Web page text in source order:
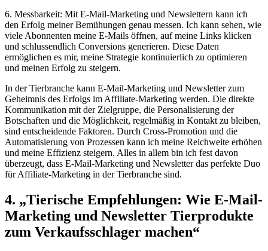
6. Messbarkeit: Mit ⁣E-Mail-Marketing und ⁣Newslettern kann ich
den Erfolg meiner Bemühungen genau messen. Ich kann sehen, wie
viele Abonnenten‌ meine E-Mails öffnen, auf meine Links klicken
und schlussendlich Conversions generieren. Diese ⁢Daten
ermöglichen es⁣ mir, ⁤meine⁤ Strategie kontinuierlich zu optimieren
und meinen Erfolg zu steigern.
In der Tierbranche kann E-Mail-Marketing und Newsletter​ zum
Geheimnis des Erfolgs im Affiliate-Marketing werden. Die direkte
Kommunikation mit der Zielgruppe,​ die Personalisierung ⁤der⁤
Botschaften und die Möglichkeit, regelmäßig in‌ Kontakt zu bleiben,
sind⁤ entscheidende Faktoren. Durch Cross-Promotion‍ und die
Automatisierung von Prozessen kann ⁤ich meine‍ Reichweite erhöhen⁤
und meine Effizienz steigern. Alles in ​allem bin ich⁣ fest davon
überzeugt, dass E-Mail-Marketing​ und ⁣Newsletter das perfekte‌ Duo
für Affiliate-Marketing in der Tierbranche sind.
4.⁢ „Tierische Empfehlungen:​ Wie ​E-Mail-
Marketing und Newsletter Tierprodukte
zum Verkaufsschlager machen“